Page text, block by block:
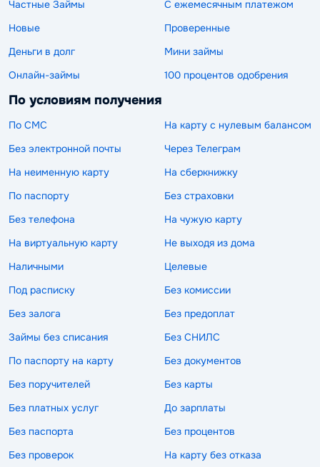
Частные Займы
С ежемесячным платежом
Новые
Проверенные
Деньги в долг
Мини займы
Онлайн-займы
100 процентов одобрения
По условиям получения
По СМС
На карту с нулевым балансом
Без электронной почты
Через Телеграм
На неименную карту
На сберкнижку
По паспорту
Без страховки
Без телефона
На чужую карту
На виртуальную карту
Не выходя из дома
Наличными
Целевые
Под расписку
Без комиссии
Без залога
Без предоплат
Займы без списания
Без СНИЛС
По паспорту на карту
Без документов
Без поручителей
Без карты
Без платных услуг
До зарплаты
Без паспорта
Без процентов
Без проверок
На карту без отказа